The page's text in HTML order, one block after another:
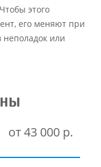
этого
его меняют при
или
от 43 000 р.